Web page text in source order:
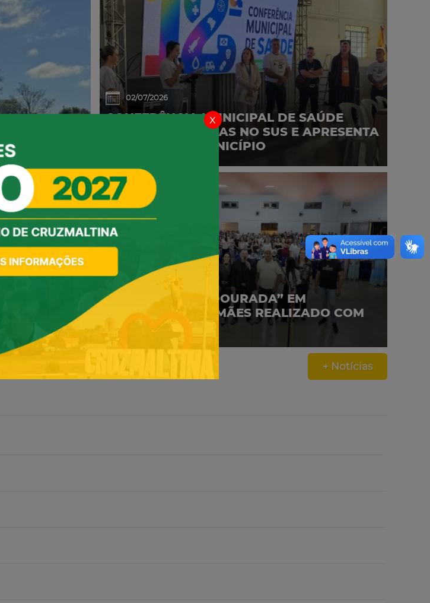
x
02/07/2026
CONFERÊNCIA MUNICIPAL DE SAÚDE
DEBATE MELHORIAS NO SUS E APRESENTA
AVANÇOS NO MUNICÍPIO
06/05/2026
EVENTO “NOITE DOURADA” EM
HOMENAGEM ÀS MÃES REALIZADO COM
SUCESSO
+ Notícias